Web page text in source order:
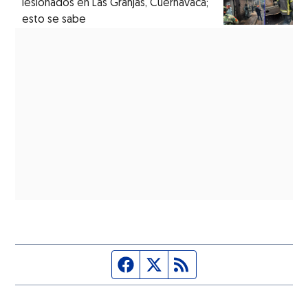
lesionados en Las Granjas, Cuernavaca;
esto se sabe
Página de Facebook
Fuente Twitter